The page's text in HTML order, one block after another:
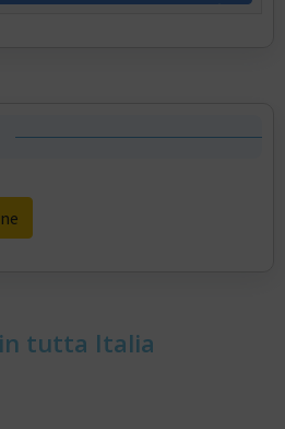
tutta Italia